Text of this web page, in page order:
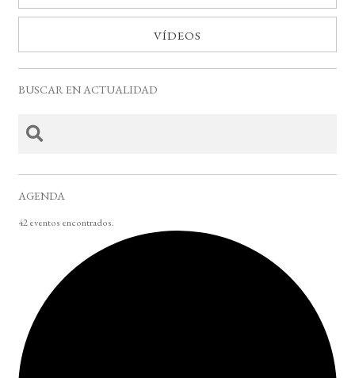
VÍDEOS
BUSCAR EN ACTUALIDAD
AGENDA
42 eventos encontrados.